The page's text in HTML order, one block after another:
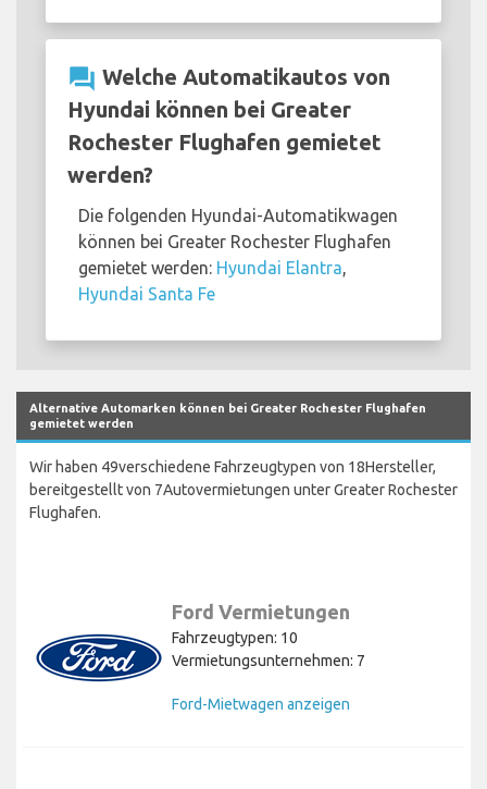
question_answer Welche Automatikautos von
Hyundai können bei Greater
Rochester Flughafen gemietet
werden?
Die folgenden Hyundai-Automatikwagen
können bei Greater Rochester Flughafen
gemietet werden: Hyundai Elantra,
Hyundai Santa Fe
Alternative Automarken können bei Greater Rochester Flughafen
gemietet werden
Wir haben 49verschiedene Fahrzeugtypen von 18Hersteller,
bereitgestellt von 7Autovermietungen unter Greater Rochester
Flughafen.
Ford Vermietungen
Fahrzeugtypen: 10
Vermietungsunternehmen: 7
Ford-Mietwagen anzeigen